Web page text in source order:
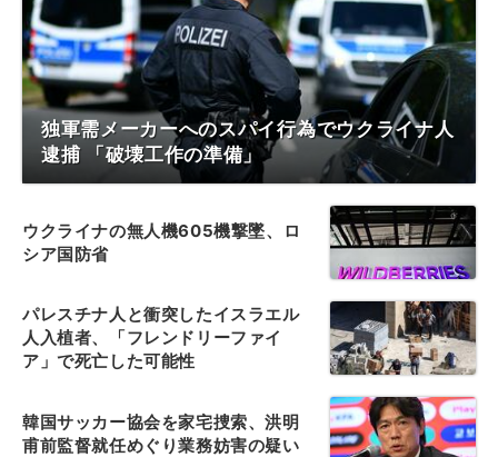
独軍需メーカーへのスパイ行為でウクライナ人
逮捕 「破壊工作の準備」
ウクライナの無人機605機撃墜、ロ
シア国防省
パレスチナ人と衝突したイスラエル
人入植者、「フレンドリーファイ
ア」で死亡した可能性
韓国サッカー協会を家宅捜索、洪明
甫前監督就任めぐり業務妨害の疑い